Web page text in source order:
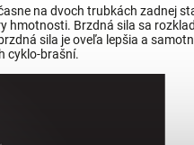
na dvoch trubkách zadnej
hmotnosti. Brzdná sila sa
sila je oveľa lepšia a
cyklo-brašní.